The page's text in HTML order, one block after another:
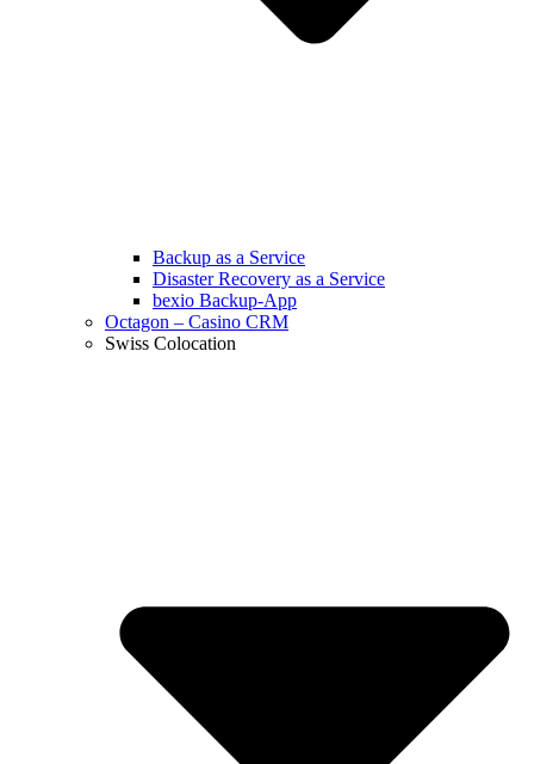
Backup as a Service
Disaster Recovery as a Service
bexio Backup-App
Octagon – Casino CRM
Swiss Colocation